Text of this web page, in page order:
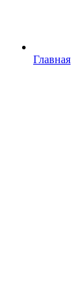
Главная